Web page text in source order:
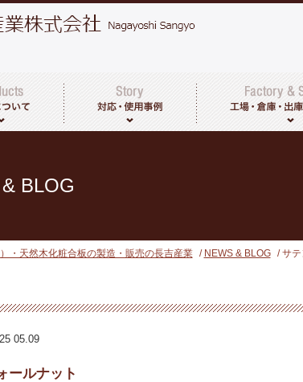
BLOG
・天然木化粧合板の製造・販売の長吉産業 / NEWS & BLOG / サ
05.09
ールナット